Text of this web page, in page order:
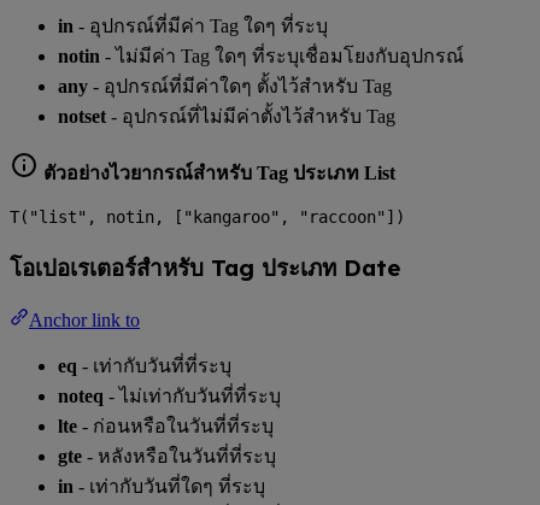
in - อุปกรณ์ที่มีค่า Tag ใดๆ ที่ระบุ
notin - ไม่มีค่า Tag ใดๆ ที่ระบุเชื่อมโยงกับอุปกรณ์
any - อุปกรณ์ที่มีค่าใดๆ ตั้งไว้สำหรับ Tag
notset - อุปกรณ์ที่ไม่มีค่าตั้งไว้สำหรับ Tag
ตัวอย่างไวยากรณ์สำหรับ Tag ประเภท List
T("list", notin, ["kangaroo", "raccoon"])
โอเปอเรเตอร์สำหรับ Tag ประเภท Date
Anchor link to
eq - เท่ากับวันที่ที่ระบุ
noteq - ไม่เท่ากับวันที่ที่ระบุ
lte - ก่อนหรือในวันที่ที่ระบุ
gte - หลังหรือในวันที่ที่ระบุ
in - เท่ากับวันที่ใดๆ ที่ระบุ